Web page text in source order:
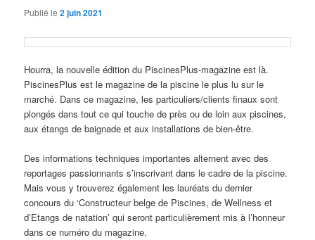
Publié le2 juin 2021
Hourra, la nouvelle édition du PiscinesPlus-magazine est là.
PiscinesPlus est le magazine de la piscine le plus lu sur le
marché. Dans ce magazine, les particuliers/clients finaux sont
plongés dans tout ce qui touche de près ou de loin aux piscines,
aux étangs de baignade et aux installations de bien-être.
Des informations techniques importantes alternent avec des
reportages passionnants s’inscrivant dans le cadre de la piscine.
Mais vous y trouverez également les lauréats du dernier
concours du ‘Constructeur belge de Piscines, de Wellness et
d’Etangs de natation’ qui seront particulièrement mis à l’honneur
dans ce numéro du magazine.